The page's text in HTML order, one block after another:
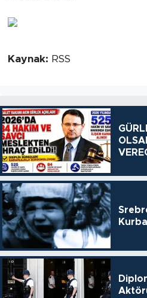
Kaynak: RSS